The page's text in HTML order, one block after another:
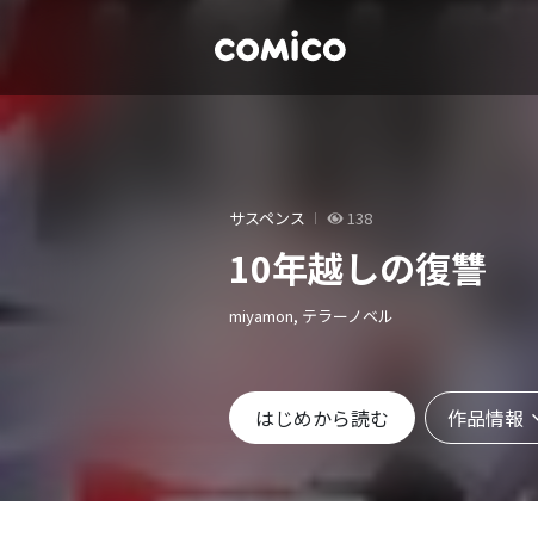
サスペンス 138
10年越しの復讐
miyamon, テラーノベル
はじめから読む 作品情報